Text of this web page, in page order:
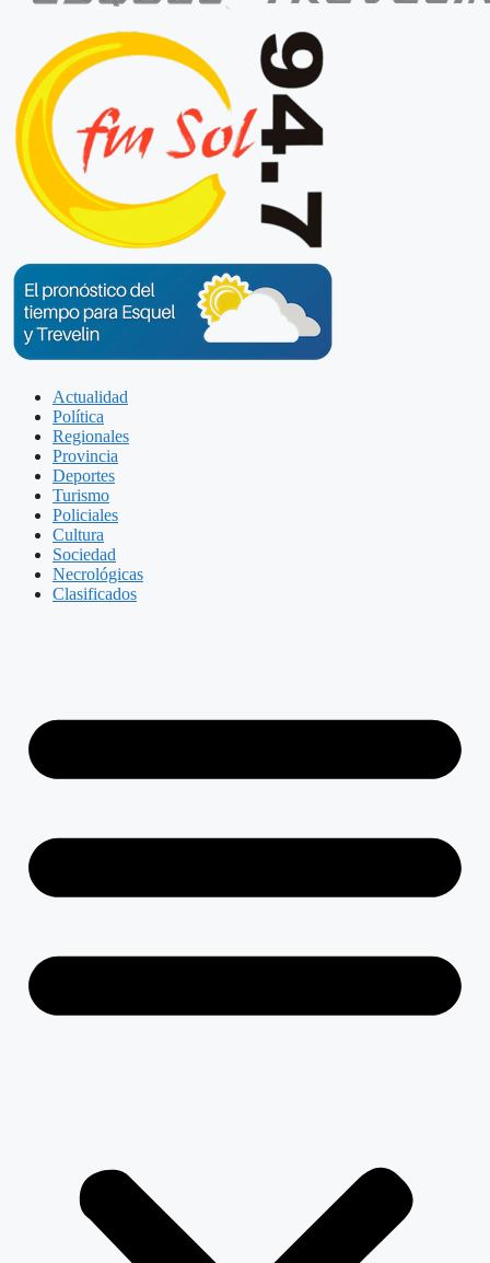
Actualidad
Política
Regionales
Provincia
Deportes
Turismo
Policiales
Cultura
Sociedad
Necrológicas
Clasificados